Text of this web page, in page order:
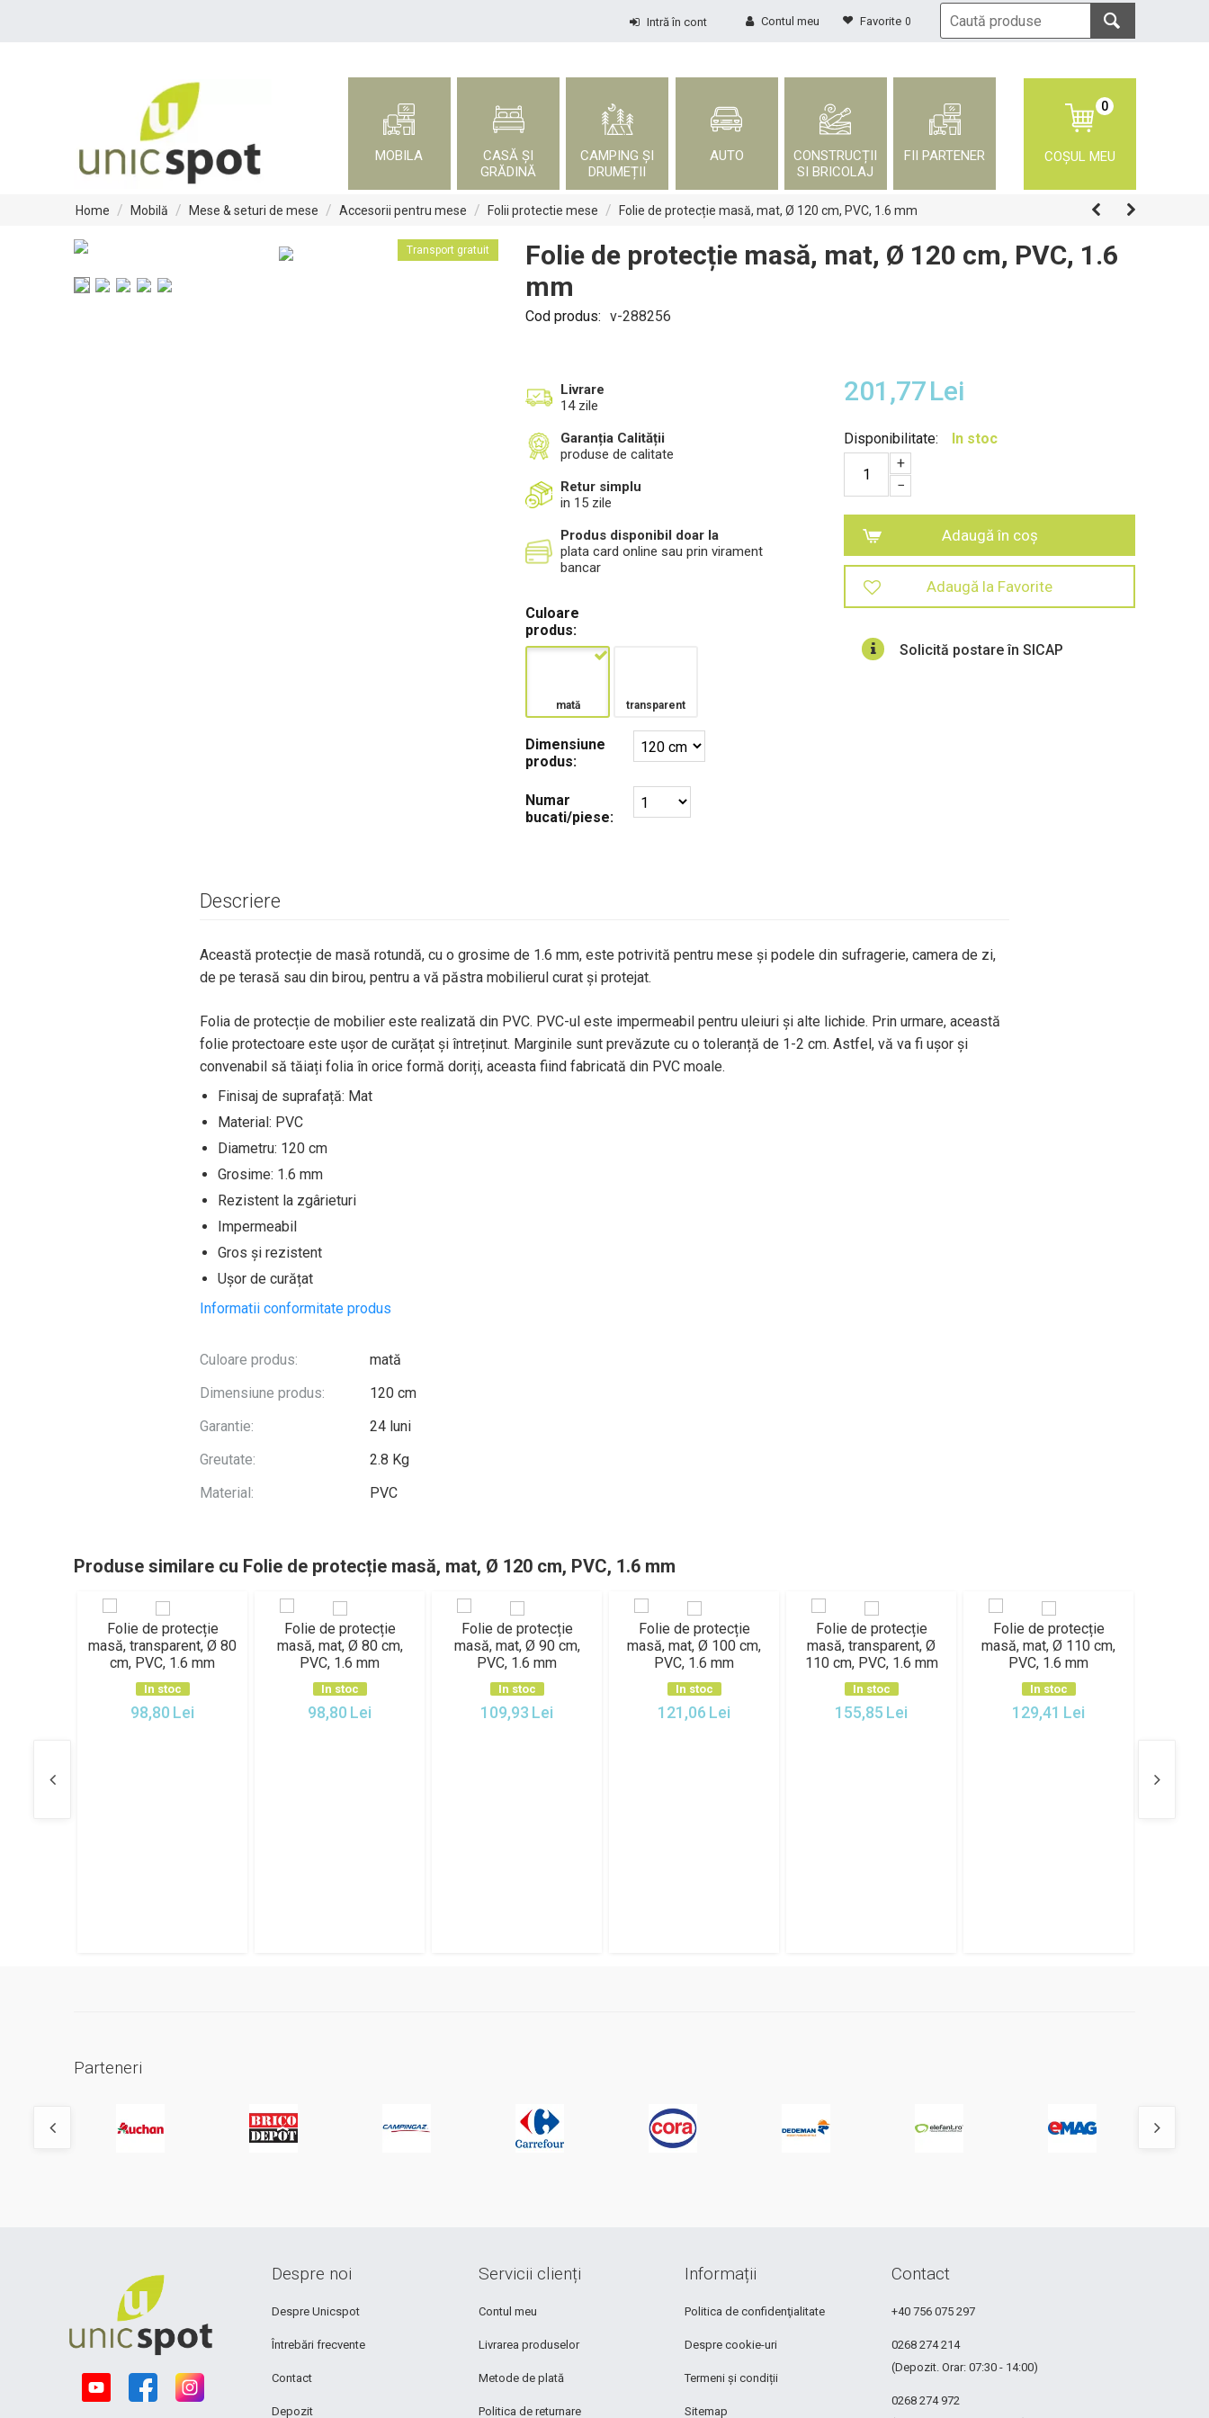
Favorite 0
Contul meu
Intră în cont
MOBILA
CASĂ ȘI
GRĂDINĂ
CAMPING ȘI
DRUMEȚII
AUTO
CONSTRUCȚII
SI BRICOLAJ
FII PARTENER
0
COȘUL MEU
Home / Mobilă / Mese & seturi de mese / Accesorii pentru mese / Folii protectie mese / Folie de protecție masă, mat, Ø 120 cm, PVC, 1.6 mm
Transport gratuit
Folie de protecție masă, mat, Ø 120 cm, PVC, 1.6
mm
Cod produs: v-288256
Livrare
14 zile
Garanția Calității
produse de calitate
Retur simplu
in 15 zile
Produs disponibil doar la
plata card online sau prin virament
bancar
Culoare
produs:
mată transparent
Dimensiune
produs:
Numar
bucati/piese:
201,77Lei
Disponibilitate:
In stoc
+
−
Adaugă în coș
Adaugă la Favorite
Solicită postare în SICAP
Descriere
Această protecție de masă rotundă, cu o grosime de 1.6 mm, este potrivită pentru mese și podele din sufragerie, camera de zi,
de pe terasă sau din birou, pentru a vă păstra mobilierul curat și protejat.
Folia de protecție de mobilier este realizată din PVC. PVC-ul este impermeabil pentru uleiuri și alte lichide. Prin urmare, această
folie protectoare este ușor de curățat și întreținut. Marginile sunt prevăzute cu o toleranță de 1-2 cm. Astfel, vă va fi ușor și
convenabil să tăiați folia în orice formă doriți, aceasta fiind fabricată din PVC moale.
Finisaj de suprafață: Mat
Material: PVC
Diametru: 120 cm
Grosime: 1.6 mm
Rezistent la zgârieturi
Impermeabil
Gros și rezistent
Ușor de curățat
Informatii conformitate produs
Culoare produs:
mată
Dimensiune produs:
120 cm
Garantie:
24 luni
Greutate:
2.8 Kg
Material:
PVC
Produse similare cu Folie de protecție masă, mat, Ø 120 cm, PVC, 1.6 mm
Folie de protecție
masă, transparent, Ø 80
cm, PVC, 1.6 mm
In stoc
98,80 Lei
Folie de protecție
masă, mat, Ø 80 cm,
PVC, 1.6 mm
In stoc
98,80 Lei
Folie de protecție
masă, mat, Ø 90 cm,
PVC, 1.6 mm
In stoc
109,93 Lei
Folie de protecție
masă, mat, Ø 100 cm,
PVC, 1.6 mm
In stoc
121,06 Lei
Folie de protecție
masă, transparent, Ø
110 cm, PVC, 1.6 mm
In stoc
155,85 Lei
Folie de protecție
masă, mat, Ø 110 cm,
PVC, 1.6 mm
In stoc
129,41 Lei
Parteneri
Despre noi
Despre Unicspot
Întrebări frecvente
Contact
Depozit
Servicii clienți
Contul meu
Livrarea produselor
Metode de plată
Politica de returnare
Informații
Politica de confidenţialitate
Despre cookie-uri
Termeni și condiții
Sitemap
Contact
+40 756 075 297
0268 274 214
(Depozit. Orar: 07:30 - 14:00)
0268 274 972